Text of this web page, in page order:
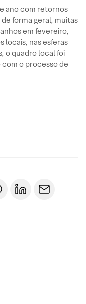
ano com retornos
forma geral, muitas
em fevereiro,
locais, nas esferas
o quadro local foi
o processo de